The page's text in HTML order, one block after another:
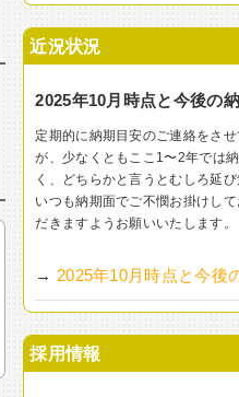
近況状況
2025年10月時点と今後の
定期的に納期目安のご連絡をさ
が、少なくともここ1〜2年では
く、どちらかと言うとむしろ延
いつも納期面でご不憫お掛けし
だきますようお願いいたします。
→ 2025年10月時点と今後
採用情報